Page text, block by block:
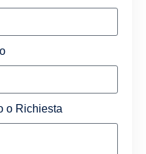
o Richiesta